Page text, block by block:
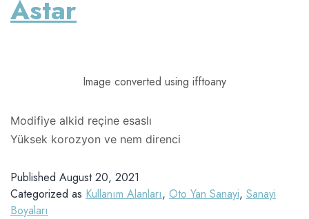
Astar
Image converted using ifftoany
Modifiye alkid reçine esaslı
Yüksek korozyon ve nem direnci
Published August 20, 2021
Categorized as Kullanım Alanları, Oto Yan Sanayi, Sanayi
Boyaları